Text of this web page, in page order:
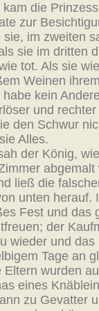
die
zur
im zweiten
sie im dritten
tot. Als sie
Weinen
kein
und
den Schwur
Alles.
der König,
abgemalt
ließ die
unten herauf.
Fest und das
der
wieder und
Tage an
Eltern wurden
eines
zu Gevatter